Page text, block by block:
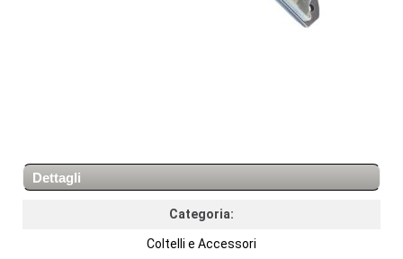
Dettagli
Categoria:
Coltelli e Accessori